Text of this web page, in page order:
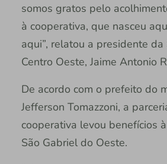
somos gratos pelo
à cooperativa, que nasceu
aqui”, relatou a presidente da
Centro Oeste, Jaime Antonio
De acordo com o prefeito do
Jefferson Tomazzoni, a
cooperativa levou benefícios
São Gabriel do Oeste.